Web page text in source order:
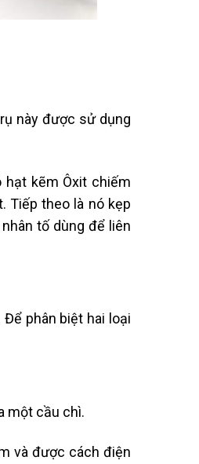
này được sử dụng
hạt kẽm Ôxit chiếm
Tiếp theo là nó kẹp
tố dùng để liên
Để phân biệt hai loại
một cầu chì.
và được cách điện